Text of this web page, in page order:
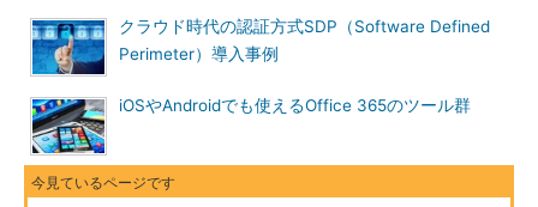
クラウド時代の認証方式SDP（Software Defined
Perimeter）導入事例
iOSやAndroidでも使えるOffice 365のツール群